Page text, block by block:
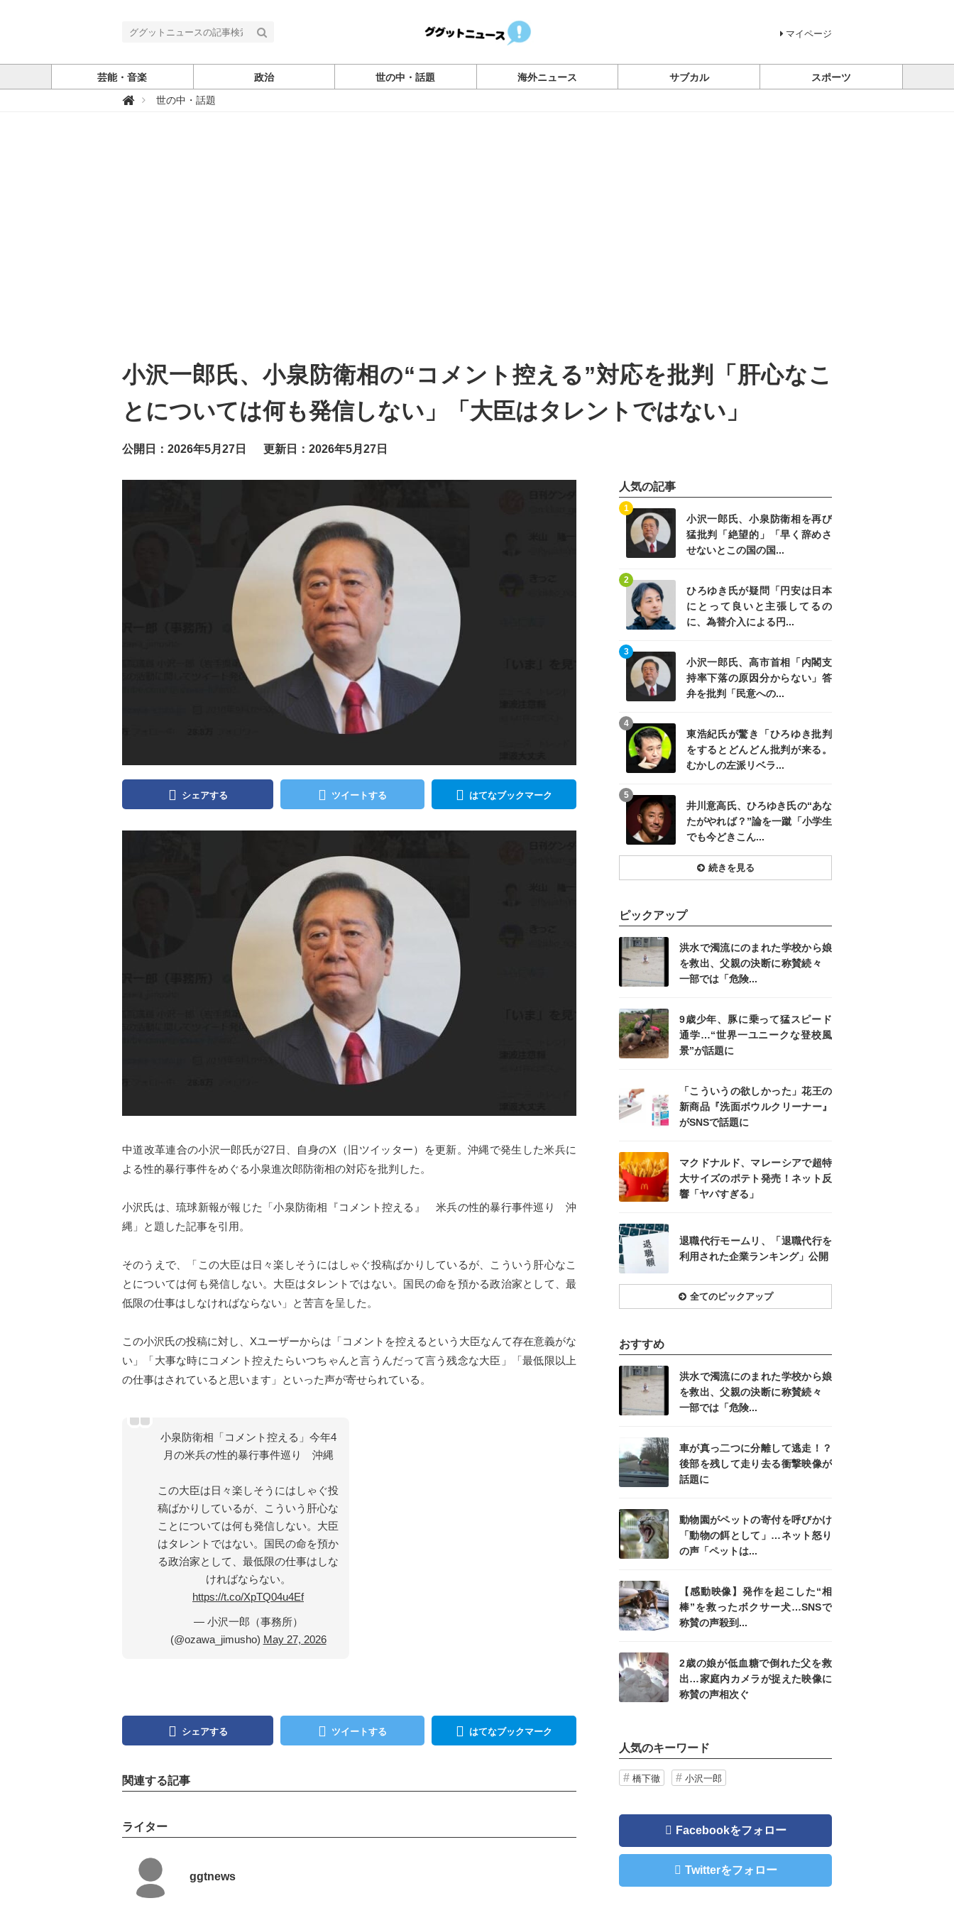
マイページ
芸能・音楽 政治 世の中・話題 海外ニュース サブカル スポーツ
グ
世の中・話題
小沢一郎氏、小泉防衛相の“コメント控える”対応を批判「肝心なこ
とについては何も発信しない」「大臣はタレントではない」
公開日：2026年5月27日 更新日：2026年5月27日
シェアする ツイートする はてなブックマーク
中道改革連合の小沢一郎氏が27日、自身のX（旧ツイッター）を更新。沖縄で発生した米兵に
よる性的暴行事件をめぐる小泉進次郎防衛相の対応を批判した。
小沢氏は、琉球新報が報じた「小泉防衛相『コメント控える』 米兵の性的暴行事件巡り 沖
縄」と題した記事を引用。
そのうえで、「この大臣は日々楽しそうにはしゃぐ投稿ばかりしているが、こういう肝心なこ
とについては何も発信しない。大臣はタレントではない。国民の命を預かる政治家として、最
低限の仕事はしなければならない」と苦言を呈した。
この小沢氏の投稿に対し、Xユーザーからは「コメントを控えるという大臣なんて存在意義がな
い」「大事な時にコメント控えたらいつちゃんと言うんだって言う残念な大臣」「最低限以上
の仕事はされていると思います」といった声が寄せられている。
小泉防衛相「コメント控える」今年4
月の米兵の性的暴行事件巡り 沖縄
この大臣は日々楽しそうにはしゃぐ投
稿ばかりしているが、こういう肝心な
ことについては何も発信しない。大臣
はタレントではない。国民の命を預か
る政治家として、最低限の仕事はしな
ければならない。
https://t.co/XpTQ04u4Ef
— 小沢一郎（事務所）
(@ozawa_jimusho) May 27, 2026
シェアする ツイートする はてなブックマーク
関連する記事
ライター
ggtnews
人気の記事
小沢一郎氏、小泉防衛相を再び
猛批判「絶望的」「早く辞めさ
せないとこの国の国...
1
ひろゆき氏が疑問「円安は日本
にとって良いと主張してるの
に、為替介入による円...
2
小沢一郎氏、高市首相「内閣支
持率下落の原因分からない」答
弁を批判「民意への...
3
東浩紀氏が驚き「ひろゆき批判
をするとどんどん批判が来る。
むかしの左派リベラ...
4
井川意高氏、ひろゆき氏の“あな
たがやれば？”論を一蹴「小学生
でも今どきこん...
5
続きを見る
ピックアップ
洪水で濁流にのまれた学校から娘
を救出、父親の決断に称賛続々
一部では「危険...
9歳少年、豚に乗って猛スピード
通学…“世界一ユニークな登校風
景”が話題に
「こういうの欲しかった」花王の
新商品『洗面ボウルクリーナー』
がSNSで話題に
マクドナルド、マレーシアで超特
大サイズのポテト発売！ネット反
響「ヤバすぎる」
記事を読む
退職代行モームリ、「退職代行を
利用された企業ランキング」公開
全てのピックアップ
おすすめ
洪水で濁流にのまれた学校から娘
を救出、父親の決断に称賛続々
一部では「危険...
記事を読む
車が真っ二つに分離して逃走！？
後部を残して走り去る衝撃映像が
話題に
動物園がペットの寄付を呼びかけ
「動物の餌として」…ネット怒り
の声「ペットは...
【感動映像】発作を起こした“相
棒”を救ったボクサー犬…SNSで
称賛の声殺到...
2歳の娘が低血糖で倒れた父を救
出…家庭内カメラが捉えた映像に
称賛の声相次ぐ
人気のキーワード
橋下徹 小沢一郎
Facebookをフォロー
Twitterをフォロー